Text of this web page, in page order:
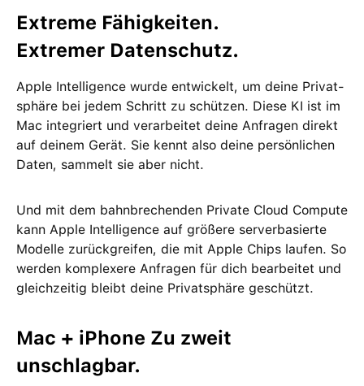
Extreme Fähig­keiten.
Extremer Daten­schutz.
Apple Intelligence wurde ent­wickelt, um deine Privat­
sphäre bei jedem Schritt zu schützen. Diese KI ist im
Mac integriert und ver­arbeitet deine Anfragen direkt
auf deinem Gerät. Sie kennt also deine persön­lichen
Daten, sammelt sie aber nicht.
Und mit dem bahn­brechenden Private Cloud Compute
kann Apple Intelligence auf größere server­basierte
Modelle zurückgreifen, die mit Apple Chips laufen. So
werden kom­plexere Anfragen für dich bear­beitet und
gleich­zeitig bleibt deine Privat­sphäre geschützt.
Mac + iPhone Zu zweit
unschlagbar.